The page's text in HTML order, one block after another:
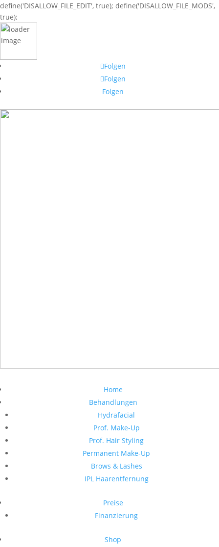
define('DISALLOW_FILE_EDIT', true); define('DISALLOW_FILE_MODS',
true);
Folgen
Folgen
Folgen
Home
Behandlungen
Hydrafacial
Prof. Make-Up
Prof. Hair Styling
Permanent Make-Up
Brows & Lashes
IPL Haarentfernung
Preise
Finanzierung
Shop